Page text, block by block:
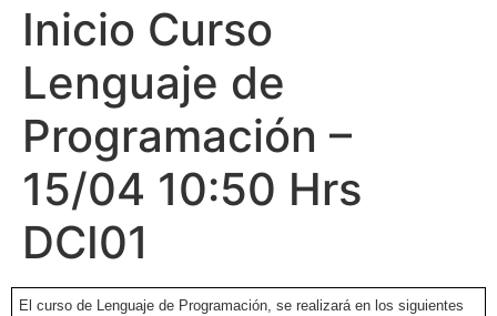
Inicio Curso
Lenguaje de
Programación –
15/04 10:50 Hrs
DCI01
El curso de Lenguaje de Programación, se realizará en los siguientes